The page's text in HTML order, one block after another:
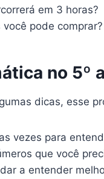
em 3 horas?
pode comprar?
no 5º
dicas, esse
vezes para
que você
a entender